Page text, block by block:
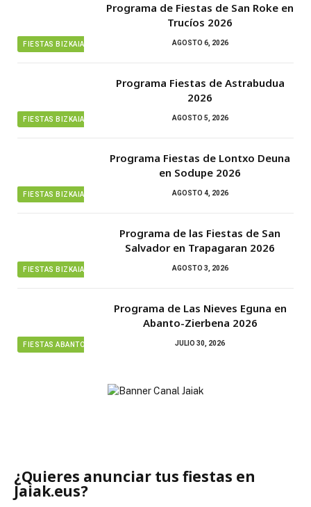
FIESTAS BIZKAIA
Programa de Fiestas de San Roke en
Trucíos 2026
AGOSTO 6, 2026
FIESTAS BIZKAIA
Programa Fiestas de Astrabudua
2026
AGOSTO 5, 2026
FIESTAS BIZKAIA
Programa Fiestas de Lontxo Deuna
en Sodupe 2026
AGOSTO 4, 2026
FIESTAS BIZKAIA
Programa de las Fiestas de San
Salvador en Trapagaran 2026
AGOSTO 3, 2026
FIESTAS ABANTO ZIERBENA
Programa de Las Nieves Eguna en
Abanto-Zierbena 2026
JULIO 30, 2026
¿Quieres anunciar tus fiestas en
Jaiak.eus?